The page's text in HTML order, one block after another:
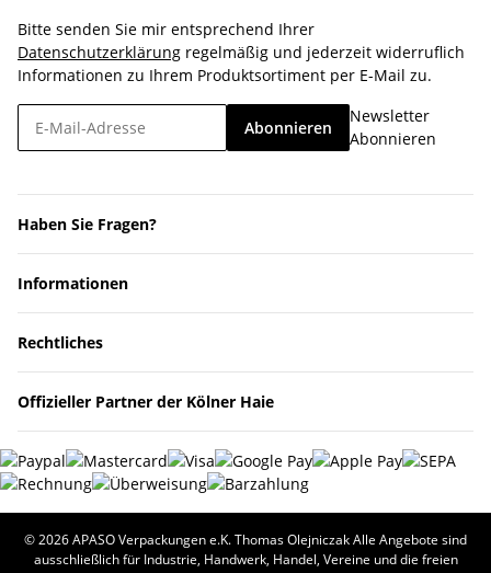
Bitte senden Sie mir entsprechend Ihrer
Datenschutzerklärung regelmäßig und jederzeit widerruflich
Informationen zu Ihrem Produktsortiment per E-Mail zu.
Abonnieren
Newsletter
Abonnieren
Haben Sie Fragen?
Informationen
Rechtliches
Offizieller Partner der Kölner Haie
© 2026 APASO Verpackungen e.K. Thomas Olejniczak Alle Angebote sind
ausschließlich für Industrie, Handwerk, Handel, Vereine und die freien